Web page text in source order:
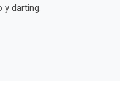
y darting.